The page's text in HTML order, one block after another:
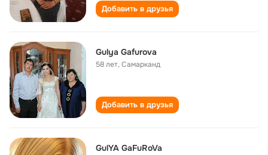
Добавить в друзья
Gulya Gafurova
58 лет,Самарканд
Добавить в друзья
GulYA GaFuRoVa